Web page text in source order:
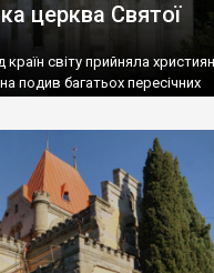
церква Святої
світу прийняла
подив багатьох пересічних